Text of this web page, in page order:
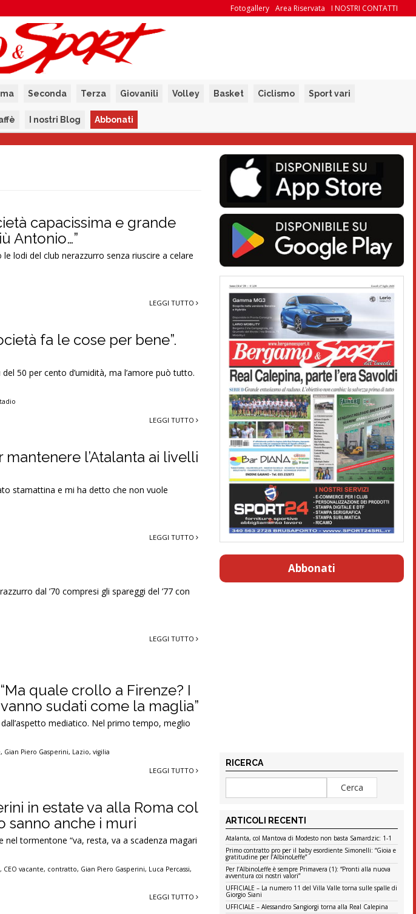
I NOSTRI CONTATTI
Area Riservata
Fotogallery
Seconda Terza Giovanili Volley Basket Ciclismo Sport vari
I nostri Blog Abbonati
capacissima e grande
Antonio…”
lodi del club nerazzurro senza riuscire a celare
LEGGI TUTTO
fa le cose per bene”.
50 per cento d’umidità, ma l’amore può tutto.
LEGGI TUTTO
mantenere l’Atalanta ai livelli
stamattina e mi ha detto che non vuole
LEGGI TUTTO
dal ’70 compresi gli spareggi del ’77 con
LEGGI TUTTO
quale crollo a Firenze? I
sudati come la maglia”
mediatico. Nel primo tempo, meglio
, Gian Piero Gasperini, Lazio,vigilia
LEGGI TUTTO
in estate va alla Roma col
sanno anche i muri
nel tormentone “va, resta, va a scadenza magari
, CEO vacante, contratto, Gian Piero Gasperini, Luca Percassi,
LEGGI TUTTO
Abbonati
RICERCA
ARTICOLI RECENTI
Atalanta, col Mantova di Modesto non basta Samardzic: 1-1
Primo contratto pro per il baby esordiente Simonelli: “Gioia e
gratitudine per l’AlbinoLeffe”
Per l’AlbinoLeffe è sempre Primavera (1): “Pronti alla nuova
avventura coi nostri valori”
UFFICIALE – La numero 11 del Villa Valle torna sulle spalle di
Giorgio Siani
UFFICIALE – Alessandro Sangiorgi torna alla Real Calepina